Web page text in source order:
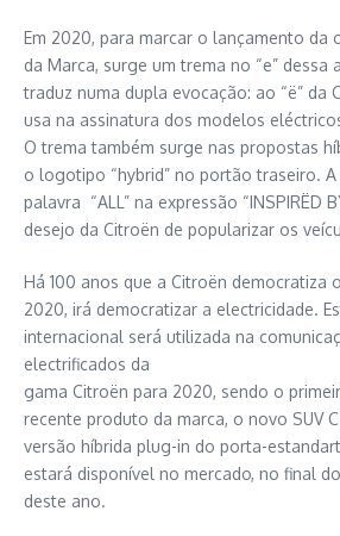
Em 2020, para marcar o lançamento da
da Marca, surge um trema no “e” dessa
traduz numa dupla evocação: ao “ë” da
usa na assinatura dos modelos
O trema também surge nas propostas
o logotipo “hybrid” no portão traseiro.
palavra “ALL” na expressão “INSPIRËD
desejo da Citroën de popularizar os
Há 100 anos que a Citroën democratiza
2020, irá democratizar a electricidade.
internacional será utilizada na
electrificados da
gama Citroën para 2020, sendo o
recente produto da marca, o novo SUV
versão híbrida plug-in do porta-
estará disponível no mercado, no final
deste ano.